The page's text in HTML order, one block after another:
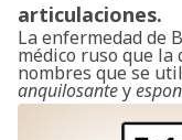
articulaciones.
La enfermedad de
médico ruso que
nombres que se
anquilosantey